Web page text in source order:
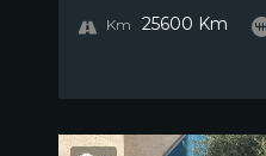
Km 25600 Km